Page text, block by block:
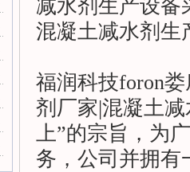
减水剂生产设备
混凝土减水剂生
福润科技foron
剂厂家|混凝土
上”的宗旨，为
务，公司并拥有